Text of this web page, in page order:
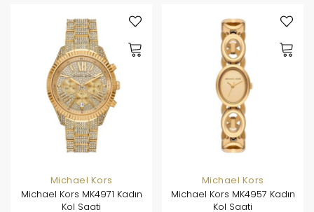
Michael Kors
Michael Kors MK4971 Kadın
Kol Saati
Michael Kors
Michael Kors MK4957 Kadın
Kol Saati